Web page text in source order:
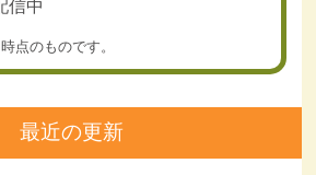
信中
点のものです。
最近の更新